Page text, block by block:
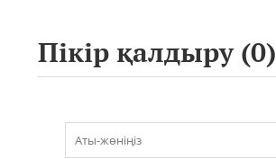
Пікір қалдыру (0)